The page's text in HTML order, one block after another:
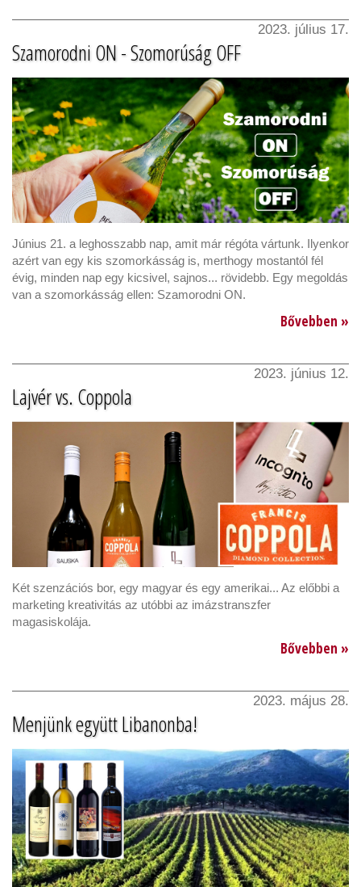
2023. július 17.
Szamorodni ON - Szomorúság OFF
Június 21. a leghosszabb nap, amit már régóta vártunk. Ilyenkor
azért van egy kis szomorkásság is, merthogy mostantól fél
évig, minden nap egy kicsivel, sajnos... rövidebb. Egy megoldás
van a szomorkásság ellen: Szamorodni ON.
Bővebben »
2023. június 12.
Lajvér vs. Coppola
Két szenzációs bor, egy magyar és egy amerikai... Az előbbi a
marketing kreativitás az utóbbi az imázstranszfer
magasiskolája.
Bővebben »
2023. május 28.
Menjünk együtt Libanonba!